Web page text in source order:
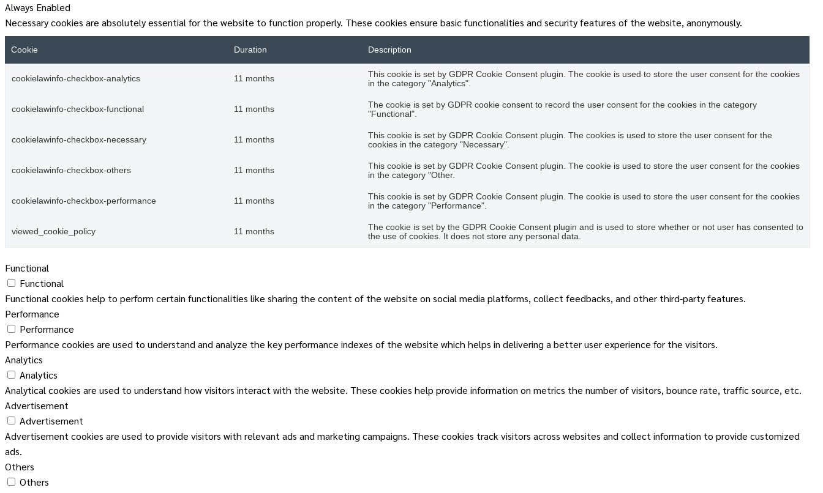
Always Enabled
Necessary cookies are absolutely essential for the website to function properly. These cookies ensure basic functionalities and security features of the website, anonymously.
Cookie Duration Description
cookielawinfo-checkbox-analytics 11 months
This cookie is set by GDPR Cookie Consent plugin. The cookie is used to store the user consent for the cookies
in the category "Analytics".
cookielawinfo-checkbox-functional 11 months
The cookie is set by GDPR cookie consent to record the user consent for the cookies in the category
"Functional".
cookielawinfo-checkbox-necessary 11 months
This cookie is set by GDPR Cookie Consent plugin. The cookies is used to store the user consent for the
cookies in the category "Necessary".
cookielawinfo-checkbox-others 11 months
This cookie is set by GDPR Cookie Consent plugin. The cookie is used to store the user consent for the cookies
in the category "Other.
cookielawinfo-checkbox-performance 11 months
This cookie is set by GDPR Cookie Consent plugin. The cookie is used to store the user consent for the cookies
in the category "Performance".
viewed_cookie_policy 11 months
The cookie is set by the GDPR Cookie Consent plugin and is used to store whether or not user has consented to
the use of cookies. It does not store any personal data.
Functional
Functional
Functional cookies help to perform certain functionalities like sharing the content of the website on social media platforms, collect feedbacks, and other third-party features.
Performance
Performance
Performance cookies are used to understand and analyze the key performance indexes of the website which helps in delivering a better user experience for the visitors.
Analytics
Analytics
Analytical cookies are used to understand how visitors interact with the website. These cookies help provide information on metrics the number of visitors, bounce rate, traffic source, etc.
Advertisement
Advertisement
Advertisement cookies are used to provide visitors with relevant ads and marketing campaigns. These cookies track visitors across websites and collect information to provide customized
ads.
Others
Others